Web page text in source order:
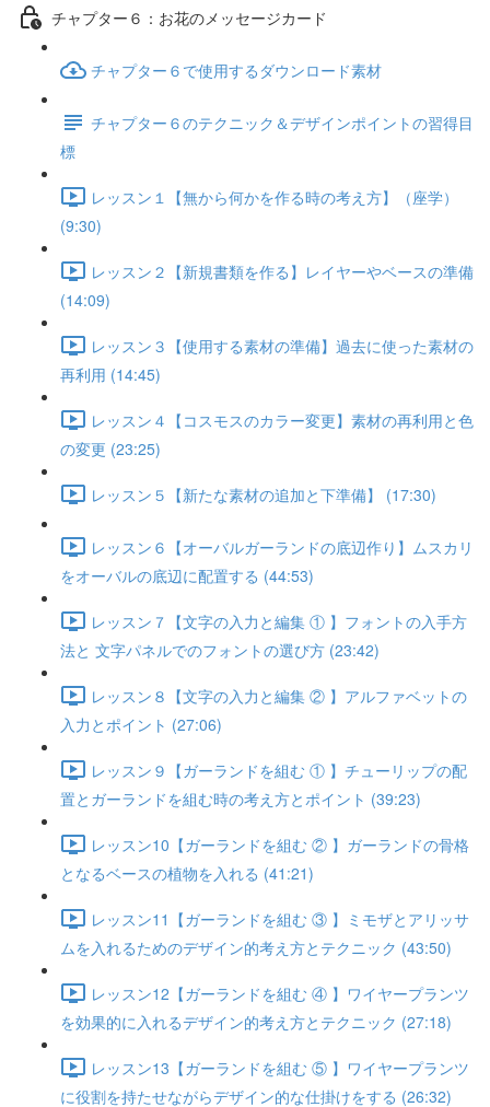
チャプター６：お花のメッセージカード
チャプター６で使用するダウンロード素材
チャプター６のテクニック＆デザインポイントの習得目
標
レッスン１【無から何かを作る時の考え方】（座学）
(9:30)
レッスン２【新規書類を作る】レイヤーやベースの準備
(14:09)
レッスン３【使用する素材の準備】過去に使った素材の
再利用 (14:45)
レッスン４【コスモスのカラー変更】素材の再利用と色
の変更 (23:25)
レッスン５【新たな素材の追加と下準備】 (17:30)
レッスン６【オーバルガーランドの底辺作り】ムスカリ
をオーバルの底辺に配置する (44:53)
レッスン７【文字の入力と編集 ① 】フォントの入手方
法と 文字パネルでのフォントの選び方 (23:42)
レッスン８【文字の入力と編集 ② 】アルファベットの
入力とポイント (27:06)
レッスン９【ガーランドを組む ① 】チューリップの配
置とガーランドを組む時の考え方とポイント (39:23)
レッスン10【ガーランドを組む ② 】ガーランドの骨格
となるベースの植物を入れる (41:21)
レッスン11【ガーランドを組む ③ 】ミモザとアリッサ
ムを入れるためのデザイン的考え方とテクニック (43:50)
レッスン12【ガーランドを組む ④ 】ワイヤープランツ
を効果的に入れるデザイン的考え方とテクニック (27:18)
レッスン13【ガーランドを組む ⑤ 】ワイヤープランツ
に役割を持たせながらデザイン的な仕掛けをする (26:32)